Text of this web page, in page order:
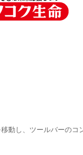
動し、ツールバーの